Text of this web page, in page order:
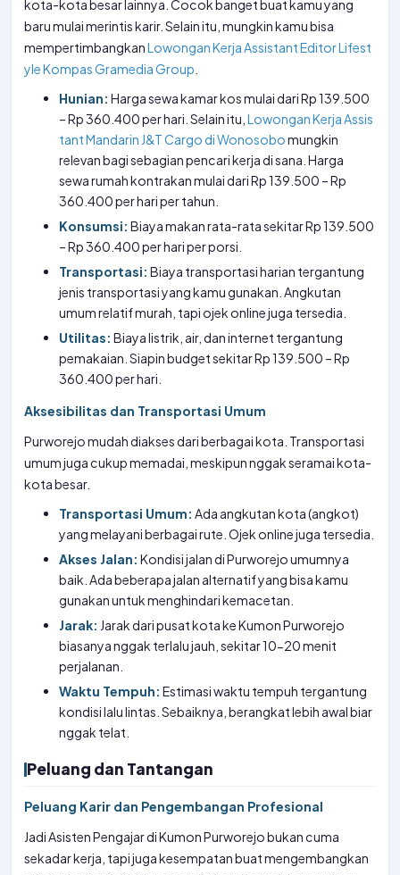
kota-kota besar lainnya. Cocok banget buat kamu yang
baru mulai merintis karir. Selain itu, mungkin kamu bisa
mempertimbangkanLowongan Kerja Assistant Editor Lifest
yle Kompas Gramedia Group
Hunian: Harga sewa kamar kos mulai dari Rp 139.500
– Rp 360.400 per hari. Selain itu,Lowongan Kerja Assis
tant Mandarin J&T Cargo di Wonosobomungkin
relevan bagi sebagian pencari kerja di sana. Harga
sewa rumah kontrakan mulai dari Rp 139.500 – Rp
360.400 per hari per tahun.
Konsumsi: Biaya makan rata-rata sekitar Rp 139.500
– Rp 360.400 per hari per porsi.
Transportasi: Biaya transportasi harian tergantung
jenis transportasi yang kamu gunakan. Angkutan
umum relatif murah, tapi ojek online juga tersedia.
Utilitas: Biaya listrik, air, dan internet tergantung
pemakaian. Siapin budget sekitar Rp 139.500 – Rp
360.400 per hari.
Aksesibilitas dan Transportasi Umum
Purworejo mudah diakses dari berbagai kota. Transportasi
umum juga cukup memadai, meskipun nggak seramai kota-
kota besar.
Transportasi Umum: Ada angkutan kota (angkot)
yang melayani berbagai rute. Ojek online juga tersedia.
Akses Jalan: Kondisi jalan di Purworejo umumnya
baik. Ada beberapa jalan alternatif yang bisa kamu
gunakan untuk menghindari kemacetan.
Jarak: Jarak dari pusat kota ke Kumon Purworejo
biasanya nggak terlalu jauh, sekitar 10-20 menit
perjalanan.
Waktu Tempuh: Estimasi waktu tempuh tergantung
kondisi lalu lintas. Sebaiknya, berangkat lebih awal biar
nggak telat.
Peluang dan Tantangan
Peluang Karir dan Pengembangan Profesional
Jadi Asisten Pengajar di Kumon Purworejo bukan cuma
sekadar kerja, tapi juga kesempatan buat mengembangkan